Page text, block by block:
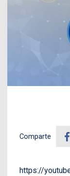
Comparte
https://